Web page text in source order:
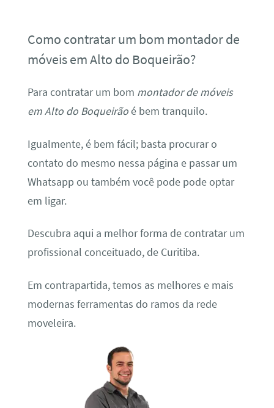
Como contratar um bom montador de
móveis em Alto do Boqueirão?
Para contratar um bom montador de móveis
em Alto do Boqueirãoé bem tranquilo.
Igualmente, é bem fácil; basta procurar o
contato do mesmo nessa página e passar um
Whatsapp ou também você pode pode optar
em ligar.
Descubra aqui a melhor forma de contratar um
profissional conceituado, de Curitiba.
Em contrapartida, temos as melhores e mais
modernas ferramentas do ramos da rede
moveleira.